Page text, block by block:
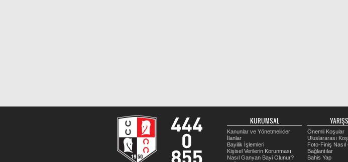
KURUMSAL
Kanunlar ve Yönetmelikler
İlanlar
Bayilik İşlemleri
Kişisel Verilerin Korunması
Nasıl Ganyan Bayi Olunur?
Önemli Koşular
Uluslararası
Foto-Finiş Nasıl
Bağlantılar
Bahis Yap